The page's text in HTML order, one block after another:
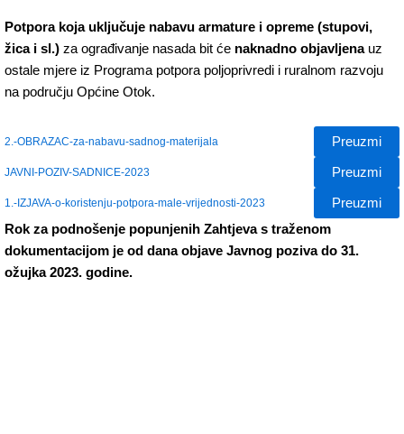
Potpora koja uključuje nabavu armature i opreme (stupovi,
žica i sl.) za ograđivanje nasada bit će naknadno objavljenauz
ostale mjere iz Programa potpora poljoprivredi i ruralnom razvoju
na području Općine Otok.
2.-OBRAZAC-za-nabavu-sadnog-materijala Preuzmi
JAVNI-POZIV-SADNICE-2023 Preuzmi
1.-IZJAVA-o-koristenju-potpora-male-vrijednosti-2023
Preuzmi
Rok za podnošenje popunjenih Zahtjeva s traženom
dokumentacijom je od dana objave Javnog poziva do 31.
ožujka 2023. godine.